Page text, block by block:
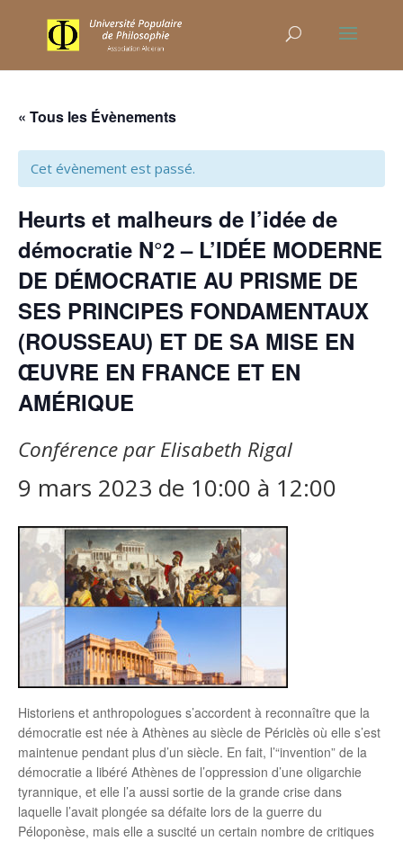
« Tous les Évènements
Cet évènement est passé.
Heurts et malheurs de l’idée de
démocratie N°2 – L’IDÉE MODERNE
DE DÉMOCRATIE AU PRISME DE
SES PRINCIPES FONDAMENTAUX
(ROUSSEAU) ET DE SA MISE EN
ŒUVRE EN FRANCE ET EN
AMÉRIQUE
Conférence par Elisabeth Rigal
9 mars 2023 de 10:00 à 12:00
Historiens et anthropologues s’accordent à reconnaître que la
démocratie est née à Athènes au siècle de Périclès où elle s’est
maintenue pendant plus d’un siècle. En fait, l’“invention” de la
démocratie a libéré Athènes de l’oppression d’une oligarchie
tyrannique, et elle l’a aussi sortie de la grande crise dans
laquelle l’avait plongée sa défaite lors de la guerre du
Péloponèse, mais elle a suscité un certain nombre de critiques